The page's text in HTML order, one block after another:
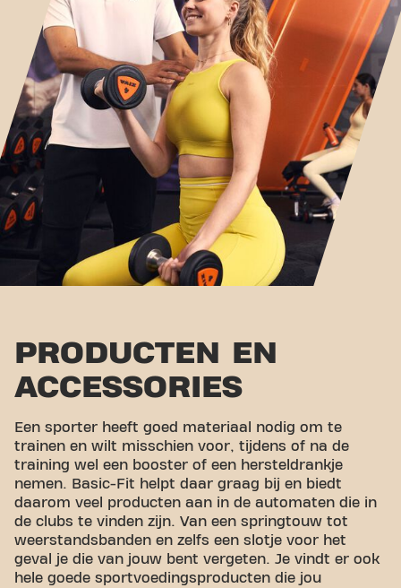
PRODUCTEN EN
ACCESSORIES
Een sporter heeft goed materiaal nodig om te
trainen en wilt misschien voor, tijdens of na de
training wel een booster of een hersteldrankje
nemen. Basic-Fit helpt daar graag bij en biedt
daarom veel producten aan in de automaten die in
de clubs te vinden zijn. Van een springtouw tot
weerstandsbanden en zelfs een slotje voor het
geval je die van jouw bent vergeten. Je vindt er ook
hele goede sportvoedingsproducten die jou